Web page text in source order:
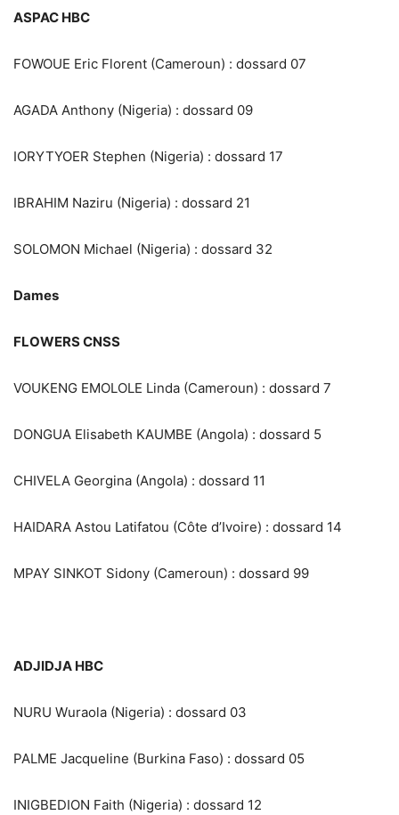
ASPAC HBC
FOWOUE Eric Florent (Cameroun) : dossard 07
AGADA Anthony (Nigeria) : dossard 09
IORYTYOER Stephen (Nigeria) : dossard 17
IBRAHIM Naziru (Nigeria) : dossard 21
SOLOMON Michael (Nigeria) : dossard 32
Dames
FLOWERS CNSS
VOUKENG EMOLOLE Linda (Cameroun) : dossard 7
DONGUA Elisabeth KAUMBE (Angola) : dossard 5
CHIVELA Georgina (Angola) : dossard 11
HAIDARA Astou Latifatou (Côte d’Ivoire) : dossard 14
MPAY SINKOT Sidony (Cameroun) : dossard 99
ADJIDJA HBC
NURU Wuraola (Nigeria) : dossard 03
PALME Jacqueline (Burkina Faso) : dossard 05
INIGBEDION Faith (Nigeria) : dossard 12